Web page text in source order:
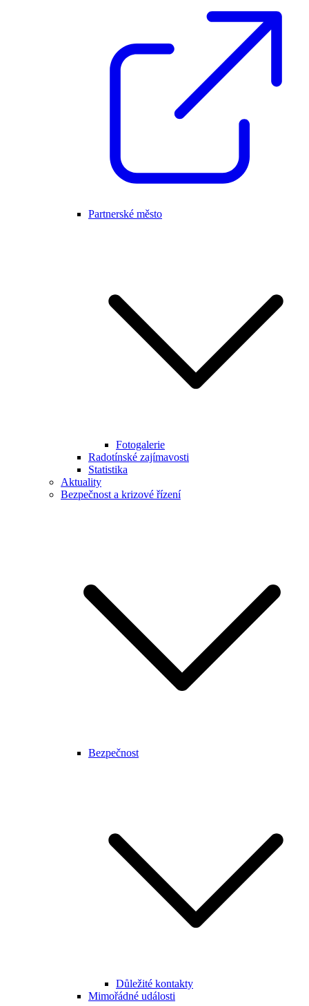
Partnerské město
Fotogalerie
Radotínské zajímavosti
Statistika
Aktuality
Bezpečnost a krizové řízení
Bezpečnost
Důležité kontakty
Mimořádné události